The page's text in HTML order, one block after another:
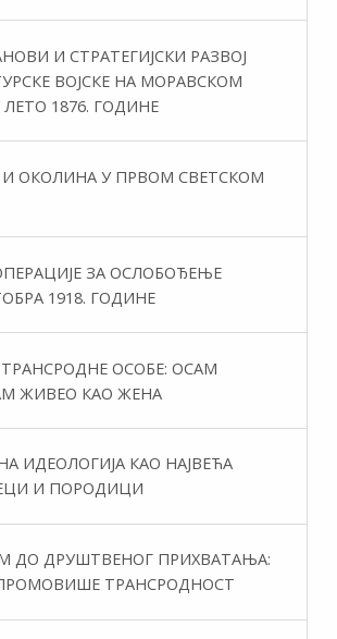
И СТРАТЕГИЈСКИ РАЗВОЈ
ВОЈСКЕ НА МОРАВСКОМ
1876. ГОДИНЕ
ОКОЛИНА У ПРВОМ СВЕТСКОМ
ЗА ОСЛОБОЂЕЊЕ
1918. ГОДИНЕ
ОСОБЕ: ОСАМ
ЖИВЕО КАО ЖЕНА
ИДЕОЛОГИЈА КАО НАЈВЕЋА
И ПОРОДИЦИ
ДО ДРУШТВЕНОГ ПРИХВАТАЊА:
ТРАНСРОДНОСТ